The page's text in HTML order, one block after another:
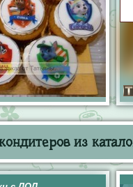
из